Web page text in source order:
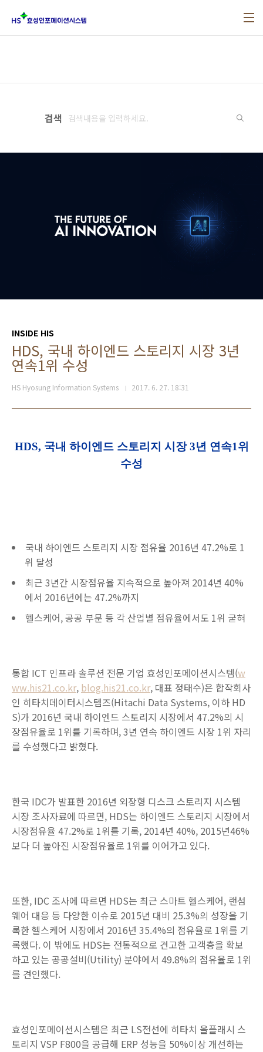
검색
INSIDE HIS
HDS, 국내 하이엔드 스토리지 시장 3년
연속1위 수성
HS Hyosung Information Systems 2017. 6. 27. 18:31
HDS, 국내 하이엔드 스토리지 시장 3년 연속1위
수성
국내 하이엔드 스토리지 시장 점유율 2016년 47.2%로 1
위 달성
최근 3년간 시장점유율 지속적으로 높아져 2014년 40%
에서 2016년에는 47.2%까지
헬스케어, 공공 부문 등 각 산업별 점유율에서도 1위 굳혀
통합 ICT 인프라 솔루션 전문 기업 효성인포메이션시스템(w
ww.his21.co.kr, blog.his21.co.kr, 대표 정태수)은 합작회사
인 히타치데이터시스템즈(Hitachi Data Systems, 이하 HD
S)가 2016년 국내 하이엔드 스토리지 시장에서 47.2%의 시
장점유율로 1위를 기록하며, 3년 연속 하이엔드 시장 1위 자리
를 수성했다고 밝혔다.
한국 IDC가 발표한 2016년 외장형 디스크 스토리지 시스템
시장 조사자료에 따르면, HDS는 하이엔드 스토리지 시장에서
시장점유율 47.2%로 1위를 기록, 2014년 40%, 2015년46%
보다 더 높아진 시장점유율로 1위를 이어가고 있다.
또한, IDC 조사에 따르면 HDS는 최근 스마트 헬스케어, 랜섬
웨어 대응 등 다양한 이슈로 2015년 대비 25.3%의 성장을 기
록한 헬스케어 시장에서 2016년 35.4%의 점유율로 1위를 기
록했다. 이 밖에도 HDS는 전통적으로 견고한 고객층을 확보
하고 있는 공공설비(Utility) 분야에서 49.8%의 점유율로 1위
를 견인했다.
효성인포메이션시스템은 최근 LS전선에 히타치 올플래시 스
토리지 VSP F800을 공급해 ERP 성능을 50%이상 개선하는